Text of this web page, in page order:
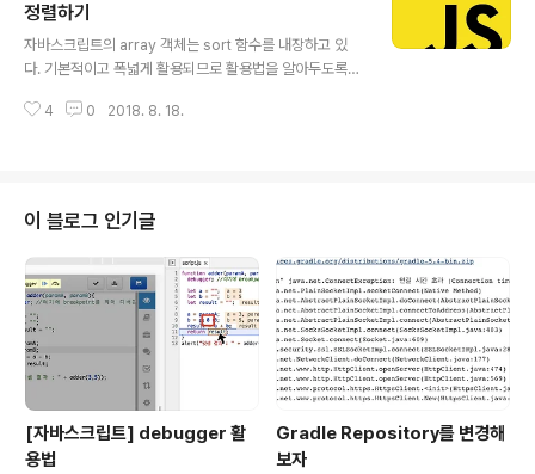
수 있다. 예제를 보자. var numbers = [ 19, 1, 3, 37, 8
]; Math.max.apply(null, numbers); // 37 Math.min.
apply(null, numbers); // 1 갑자기 apply 메소드가 사
용됐다. 짧게 설명하자면 apply 메소드..
정렬하기
자바스크립트의 array 객체는 sort 함수를 내장하고 있
다. 기본적이고 폭넓게 활용되므로 활용법을 알아두도록
b)) 인자로 받는 함수는 직접적으로 정렬 순서를 결정하는
이 0보다 작은 경우 a를 b보다 낮은 색인으로 정렬한다.
즉, a가 먼저온다. compareFunction(a, b)이 0을 반환
하면 a와 b의 순서를 변경하지 않는다. compareFuncti
on(a, b)이 0보다 큰 경우, b를 a보다 낮은 색인으로 정렬
한다. 즉, ..
4 0 2018. 8. 18.
이 블로그 인기글
[자바스크립트] debugger 활
용법
Gradle Repository를 변경해
보자